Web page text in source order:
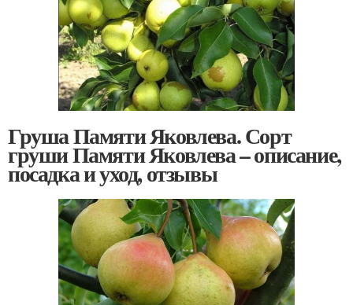
Груша Памяти Яковлева. Сорт
груши Памяти Яковлева – описание,
посадка и уход, отзывы